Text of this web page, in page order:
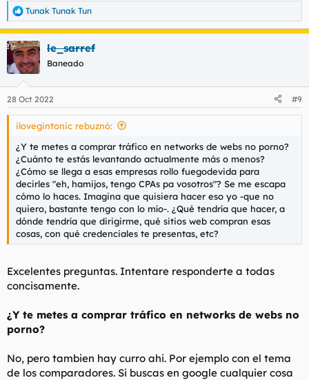
R
e
a
c
c
i
e
s
Tunak Tunak Tun
le_sarref
Baneado
28 Oct 2022 #9
ilovegintonic rebuznó:
¿Y te metes a comprar tráfico en networks de webs no porno?
¿Cuánto te estás levantando actualmente más o menos?
¿Cómo se llega a esas empresas rollo fuegodevida para
decirles "eh, hamijos, tengo CPAs pa vosotros"? Se me escapa
cómo lo haces. Imagina que quisiera hacer eso yo -que no
quiero, bastante tengo con lo mío-. ¿Qué tendría que hacer, a
dónde tendría que dirigirme, qué sitios web compran esas
cosas, con qué credenciales te presentas, etc?
Excelentes preguntas. Intentare responderte a todas
concisamente.
¿Y te metes a comprar tráfico en networks de webs no
porno?
No, pero tambien hay curro ahi. Por ejemplo con el tema
de los comparadores. Si buscas en google cualquier cosa